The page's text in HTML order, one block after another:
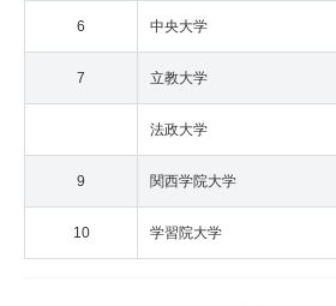
6 中央大学
7 立教大学
法政大学
9 関西学院大学
10 学習院大学